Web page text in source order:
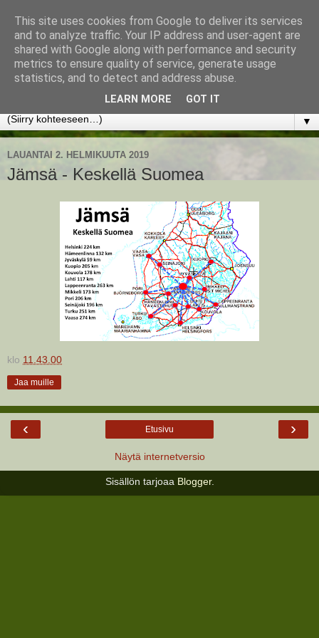
www.jyrkikokko.fi
Uusi Suunta - Jokainen hetki tarjoaa tilaisuuden muuttaa
▼
LAUANTAI 2. HELMIKUUTA 2019
Jämsä - Keskellä Suomea
klo 11.43.00
Jaa muille
‹ ›
Etusivu
Näytä internetversio
Sisällön tarjoaa Blogger.
This site uses cookies from Google to deliver its services
and to analyze traffic. Your IP address and user-agent are
shared with Google along with performance and security
metrics to ensure quality of service, generate usage
statistics, and to detect and address abuse.
LEARN MORE GOT IT